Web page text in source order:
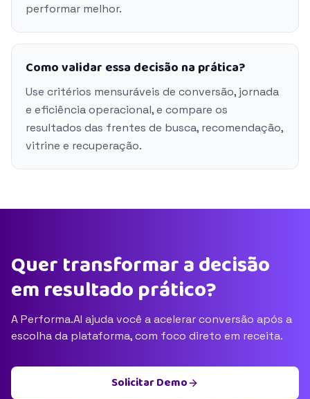
performar melhor.
Como validar essa decisão na prática?
Use critérios mensuráveis de conversão, jornada
e eficiência operacional, e compare os
resultados das frentes de busca, recomendação,
vitrine e recuperação.
Quer transformar a decisão
em resultado prático?
A Performa.AI ajuda você a acelerar conversão após a
escolha da plataforma, com foco direto em receita.
Solicitar Demo